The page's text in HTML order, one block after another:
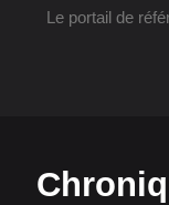
Le portail de